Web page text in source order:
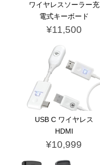
ワイヤレスソーラー充
電式キーボード
¥11,500
USB C ワイヤレス
HDMI
¥10,999